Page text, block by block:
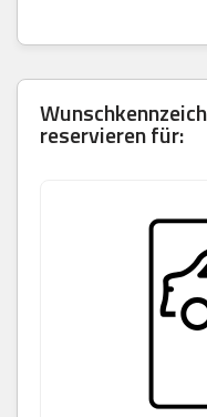
reservieren für: